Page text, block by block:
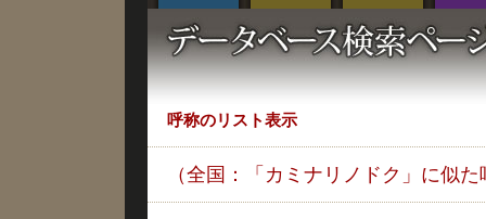
呼称のリスト表示
（全国：「カミナリノドク」に似た